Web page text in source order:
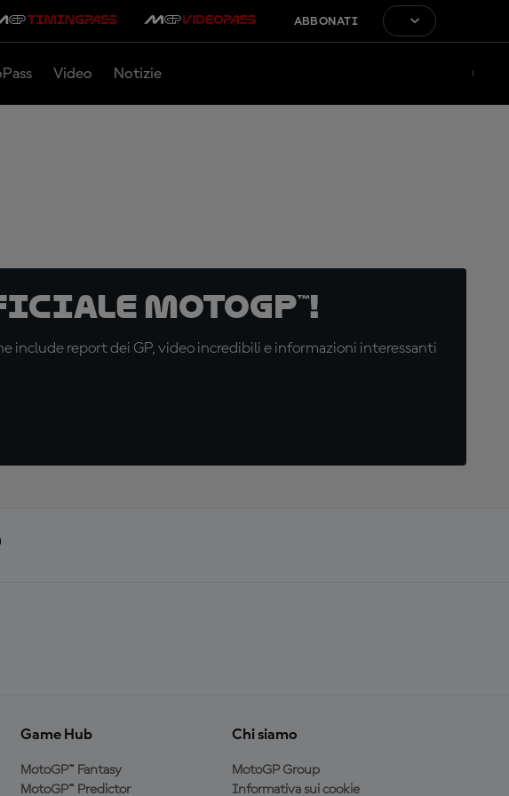
ABBONATI
Video Notizie
MotoGP™!
include report dei GP, video incredibili e informazioni interessanti
Game Hub
MotoGP™ Fantasy
MotoGP™ Predictor
Chi siamo
MotoGP Group
Informativa sui cookie